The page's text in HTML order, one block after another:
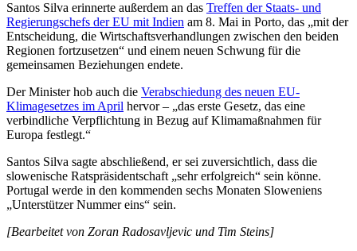
Santos Silva erinnerte außerdem an das Treffen der Staats- und
Regierungschefs der EU mit Indien am 8. Mai in Porto, das „mit der
Entscheidung, die Wirtschaftsverhandlungen zwischen den beiden
Regionen fortzusetzen“ und einem neuen Schwung für die
gemeinsamen Beziehungen endete.
Der Minister hob auch die Verabschiedung des neuen EU-
Klimagesetzes im April hervor – „das erste Gesetz, das eine
verbindliche Verpflichtung in Bezug auf Klimamaßnahmen für
Europa festlegt.“
Santos Silva sagte abschließend, er sei zuversichtlich, dass die
slowenische Ratspräsidentschaft „sehr erfolgreich“ sein könne.
Portugal werde in den kommenden sechs Monaten Sloweniens
„Unterstützer Nummer eins“ sein.
[Bearbeitet von Zoran Radosavljevic und Tim Steins]